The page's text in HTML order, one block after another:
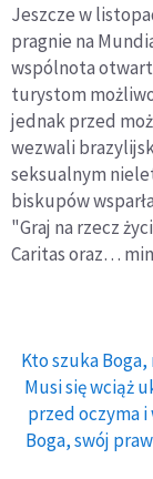
Jeszcze w
pragnie na
wspólnota
turystom
jednak przed
wezwali
seksualnym
biskupów
"Graj na rzecz
Caritas oraz…
Kto szuka
Musi się wciąż
przed oczyma
Boga, swój